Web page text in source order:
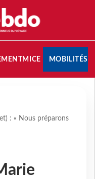
MICE MOBILITÉS
: « Nous préparons